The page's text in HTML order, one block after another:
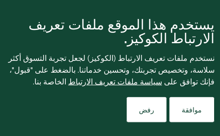
يستخدم هذا الموقع ملفات تعريف
الارتباط الكوكيز.
نستخدم ملفات تعريف الارتباط (الكوكيز) لجعل تجربة التسوق أكثر
سلاسة، وتخصيص تجربتك، وتحسين خدماتنا. بالضغط على "قبول"،
فإنك توافق على سياسة ملفات تعريف الارتباط الخاصة بنا.
موافقة رفض